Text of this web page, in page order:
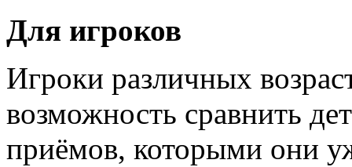
Для игроков
Игроки различных
возможность сравнить
приёмов, которыми они